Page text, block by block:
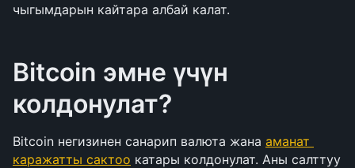
чыгымдарын кайтара албай калат.
Bitcoin эмне үчүн
колдонулат?
Bitcoin негизинен санарип валюта жана аманат
каражатты сактоо катары колдонулат. Аны салттуу